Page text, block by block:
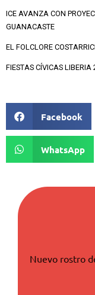
ICE AVANZA CON
GUANACASTE
EL FOLCLORE
FIESTAS CÍVICAS
Facebook
WhatsApp
Nuevo rostro